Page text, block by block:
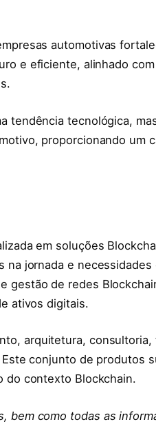
automotivas
e eficiente, alinhado
tendência tecnológica,
proporcionando um
em soluções
jornada e
gestão de redes
ativos digitais.
arquitetura,
conjunto de produtos
do contexto Blockchain.
bem como todas as